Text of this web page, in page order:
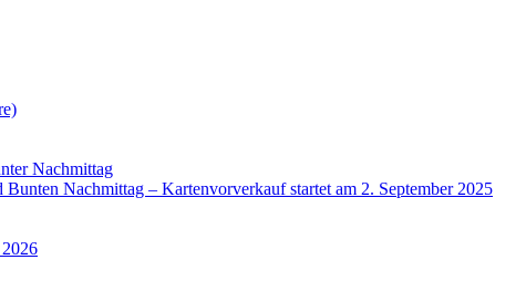
Nachmittag
Nachmittag – Kartenvorverkauf startet am 2. September 2025